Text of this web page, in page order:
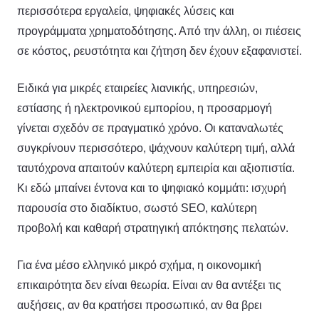
περισσότερα εργαλεία, ψηφιακές λύσεις και
προγράμματα χρηματοδότησης. Από την άλλη, οι πιέσεις
σε κόστος, ρευστότητα και ζήτηση δεν έχουν εξαφανιστεί.
Ειδικά για μικρές εταιρείες λιανικής, υπηρεσιών,
εστίασης ή ηλεκτρονικού εμπορίου, η προσαρμογή
γίνεται σχεδόν σε πραγματικό χρόνο. Οι καταναλωτές
συγκρίνουν περισσότερο, ψάχνουν καλύτερη τιμή, αλλά
ταυτόχρονα απαιτούν καλύτερη εμπειρία και αξιοπιστία.
Κι εδώ μπαίνει έντονα και το ψηφιακό κομμάτι: ισχυρή
παρουσία στο διαδίκτυο, σωστό SEO, καλύτερη
προβολή και καθαρή στρατηγική απόκτησης πελατών.
Για ένα μέσο ελληνικό μικρό σχήμα, η οικονομική
επικαιρότητα δεν είναι θεωρία. Είναι αν θα αντέξει τις
αυξήσεις, αν θα κρατήσει προσωπικό, αν θα βρει